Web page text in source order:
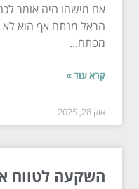
אם מישהו היה אומר
הראל מנתח אף הוא לא
מפתח...
קרא עוד »
אוק 28, 2025
השקעה לטווח